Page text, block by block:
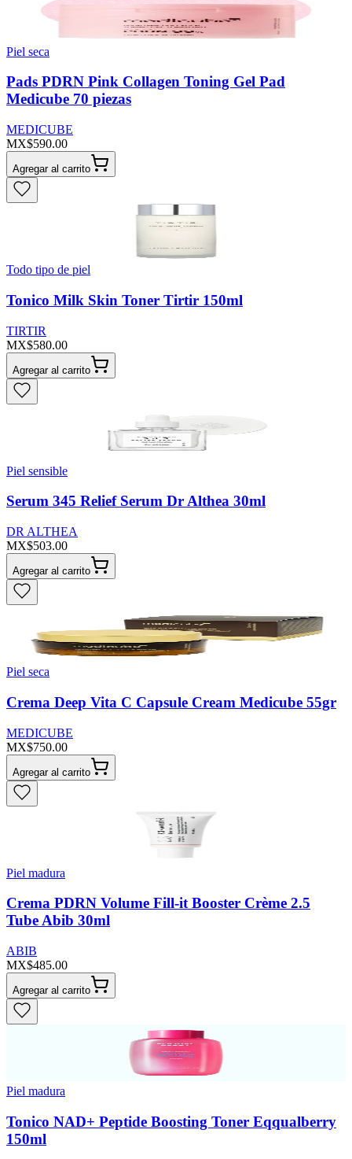
Piel seca
Pads PDRN Pink Collagen Toning Gel Pad
Medicube 70 piezas
MEDICUBE
MX$590.00
Agregar al carrito
Todo tipo de piel
Tonico Milk Skin Toner Tirtir 150ml
TIRTIR
MX$580.00
Agregar al carrito
Piel sensible
Serum 345 Relief Serum Dr Althea 30ml
DR ALTHEA
MX$503.00
Agregar al carrito
Piel seca
Crema Deep Vita C Capsule Cream Medicube 55gr
MEDICUBE
MX$750.00
Agregar al carrito
Piel madura
Crema PDRN Volume Fill-it Booster Crème 2.5
Tube Abib 30ml
ABIB
MX$485.00
Agregar al carrito
Piel madura
Tonico NAD+ Peptide Boosting Toner Eqqualberry
150ml